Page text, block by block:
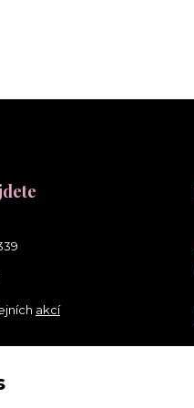
akcí